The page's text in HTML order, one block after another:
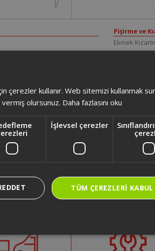
Pişirme ve
Ekmek
Ekmek
Foodie
Fritöz
Mikrodalga
çerezler kullanır. Web sitemizi kullanmak
olursunuz. Daha fazlasını oku
İşlevsel çerezler
TÜM ÇEREZLERI